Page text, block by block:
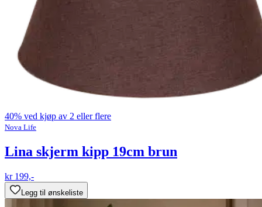
40% ved kjøp av 2 eller flere
Nova Life
Lina skjerm kipp 19cm brun
kr 199,-
Legg til ønskeliste